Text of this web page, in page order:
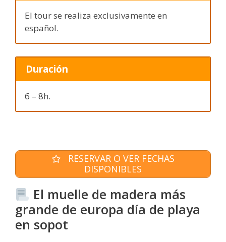
El tour se realiza exclusivamente en
español.
Duración
6 – 8h.
RESERVAR O VER FECHAS
DISPONIBLES
El muelle de madera más
grande de europa día de playa
en sopot